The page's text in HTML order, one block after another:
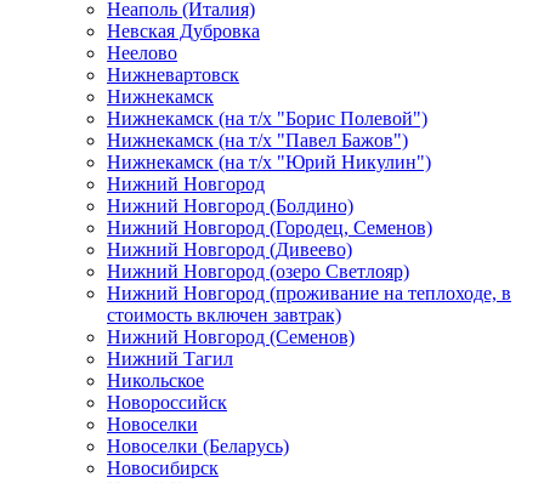
Неаполь (Италия)
Невская Дубровка
Неелово
Нижневартовск
Нижнекамск
Нижнекамск (на т/х "Борис Полевой")
Нижнекамск (на т/х "Павел Бажов")
Нижнекамск (на т/х "Юрий Никулин")
Нижний Новгород
Нижний Новгород (Болдино)
Нижний Новгород (Городец, Семенов)
Нижний Новгород (Дивеево)
Нижний Новгород (озеро Светлояр)
Нижний Новгород (проживание на теплоходе, в
стоимость включен завтрак)
Нижний Новгород (Семенов)
Нижний Тагил
Никольское
Новороссийск
Новоселки
Новоселки (Беларусь)
Новосибирск